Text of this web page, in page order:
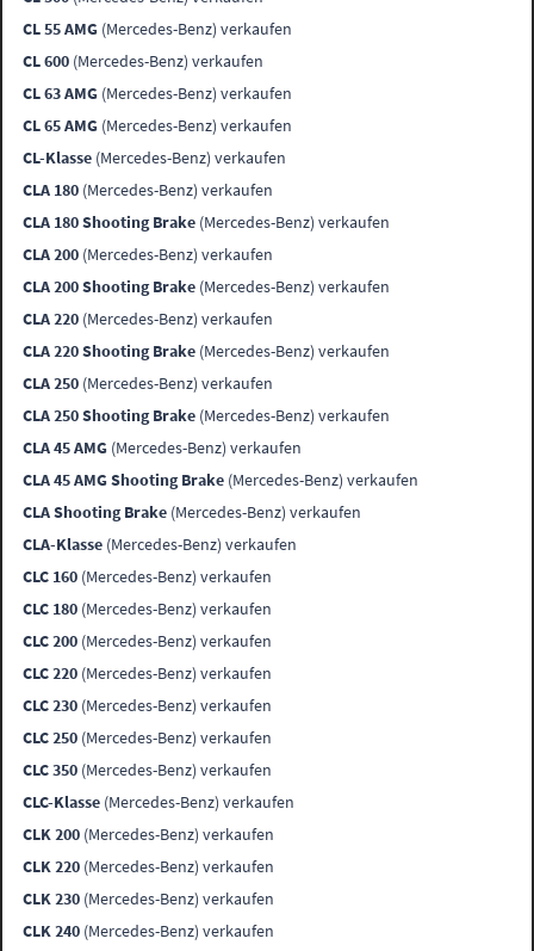
CL 55 AMG (Mercedes-Benz) verkaufen
CL 600 (Mercedes-Benz) verkaufen
CL 63 AMG (Mercedes-Benz) verkaufen
CL 65 AMG (Mercedes-Benz) verkaufen
CL-Klasse (Mercedes-Benz) verkaufen
CLA 180 (Mercedes-Benz) verkaufen
CLA 180 Shooting Brake (Mercedes-Benz) verkaufen
CLA 200 (Mercedes-Benz) verkaufen
CLA 200 Shooting Brake (Mercedes-Benz) verkaufen
CLA 220 (Mercedes-Benz) verkaufen
CLA 220 Shooting Brake (Mercedes-Benz) verkaufen
CLA 250 (Mercedes-Benz) verkaufen
CLA 250 Shooting Brake (Mercedes-Benz) verkaufen
CLA 45 AMG (Mercedes-Benz) verkaufen
CLA 45 AMG Shooting Brake (Mercedes-Benz) verkaufen
CLA Shooting Brake (Mercedes-Benz) verkaufen
CLA-Klasse (Mercedes-Benz) verkaufen
CLC 160 (Mercedes-Benz) verkaufen
CLC 180 (Mercedes-Benz) verkaufen
CLC 200 (Mercedes-Benz) verkaufen
CLC 220 (Mercedes-Benz) verkaufen
CLC 230 (Mercedes-Benz) verkaufen
CLC 250 (Mercedes-Benz) verkaufen
CLC 350 (Mercedes-Benz) verkaufen
CLC-Klasse (Mercedes-Benz) verkaufen
CLK 200 (Mercedes-Benz) verkaufen
CLK 220 (Mercedes-Benz) verkaufen
CLK 230 (Mercedes-Benz) verkaufen
CLK 240 (Mercedes-Benz) verkaufen